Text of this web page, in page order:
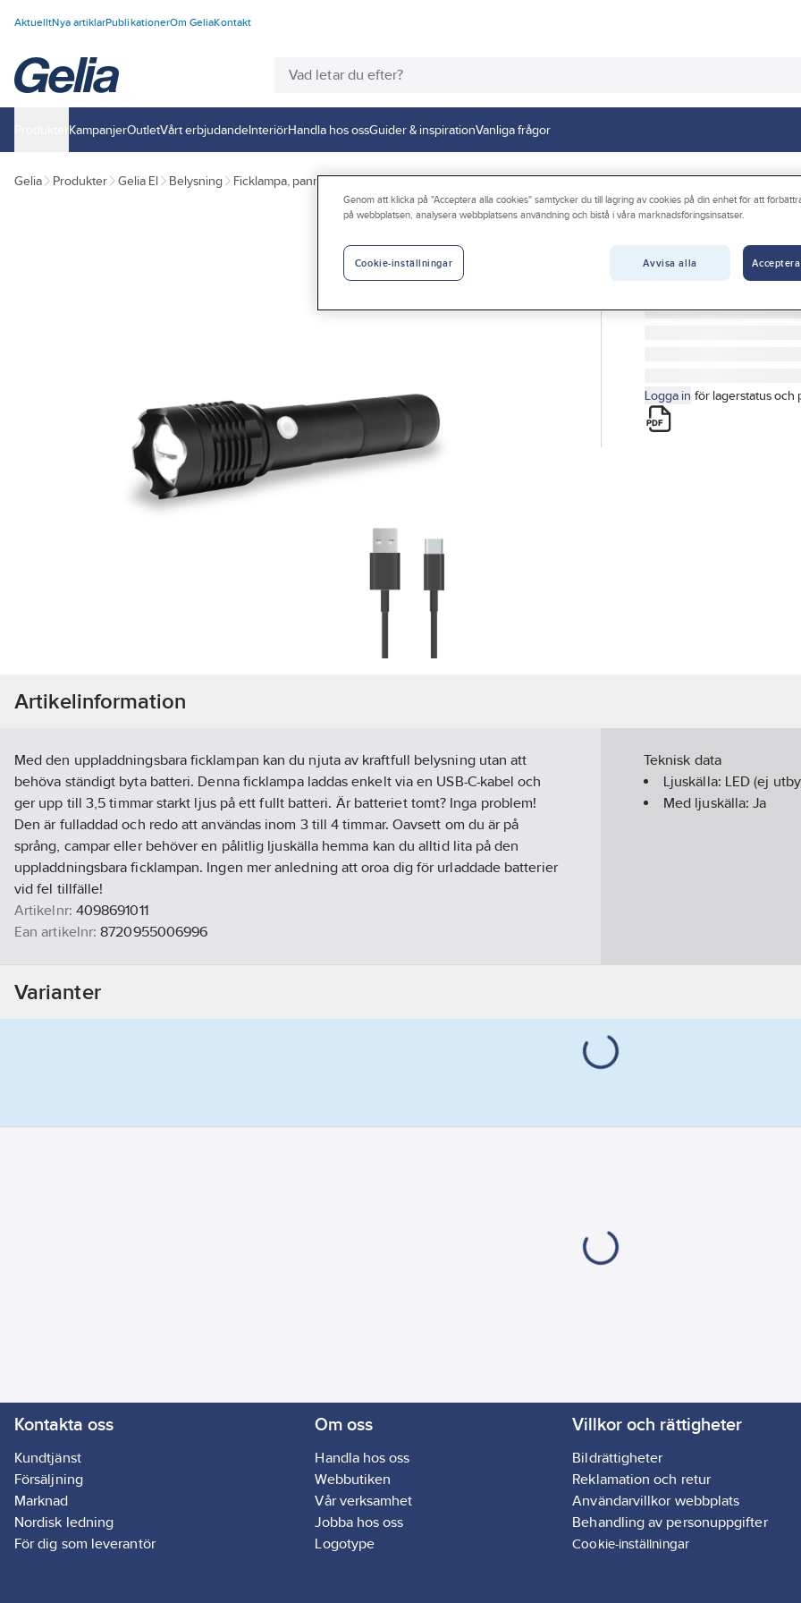
AktuelltNya artiklarPublikationerOm GeliaKontakt
KampanjerOutletVårt erbjudandeInteriörHandla hos ossGuider & inspirationVanliga frågor
Gelia Produkter Gelia El Belysning Ficklampa, pannlampa, nattljus
LED-
FICKLAMPA LED
Logga in för lagerstatus och
Artikelinformation
Med den uppladdningsbara ficklampan kan du njuta av kraftfull belysning utan att
behöva ständigt byta batteri. Denna ficklampa laddas enkelt via en USB-C-kabel och
ger upp till 3,5 timmar starkt ljus på ett fullt batteri. Är batteriet tomt? Inga problem!
Den är fulladdad och redo att användas inom 3 till 4 timmar. Oavsett om du är på
språng, campar eller behöver en pålitlig ljuskälla hemma kan du alltid lita på den
uppladdningsbara ficklampan. Ingen mer anledning att oroa dig för urladdade batterier
vid fel tillfälle!
Artikelnr: 4098691011
Ean artikelnr: 8720955006996
Teknisk data
Ljuskälla: LED (ej
Med ljuskälla:Ja
Varianter
Kontakta oss
Kundtjänst
Försäljning
Marknad
Nordisk ledning
För dig som leverantör
Om oss
Handla hos oss
Webbutiken
Vår verksamhet
Jobba hos oss
Logotype
Villkor och rättigheter
Bildrättigheter
Reklamation och retur
Användarvillkor webbplats
Behandling av personuppgifter
Cookie-inställningar
Genom att klicka på "Acceptera alla cookies" samtycker du till lagring av cookies på din enhet för att
på webbplatsen, analysera webbplatsens användning och bistå i våra marknadsföringsinsatser.
Avvisa alla
Cookie-inställningar